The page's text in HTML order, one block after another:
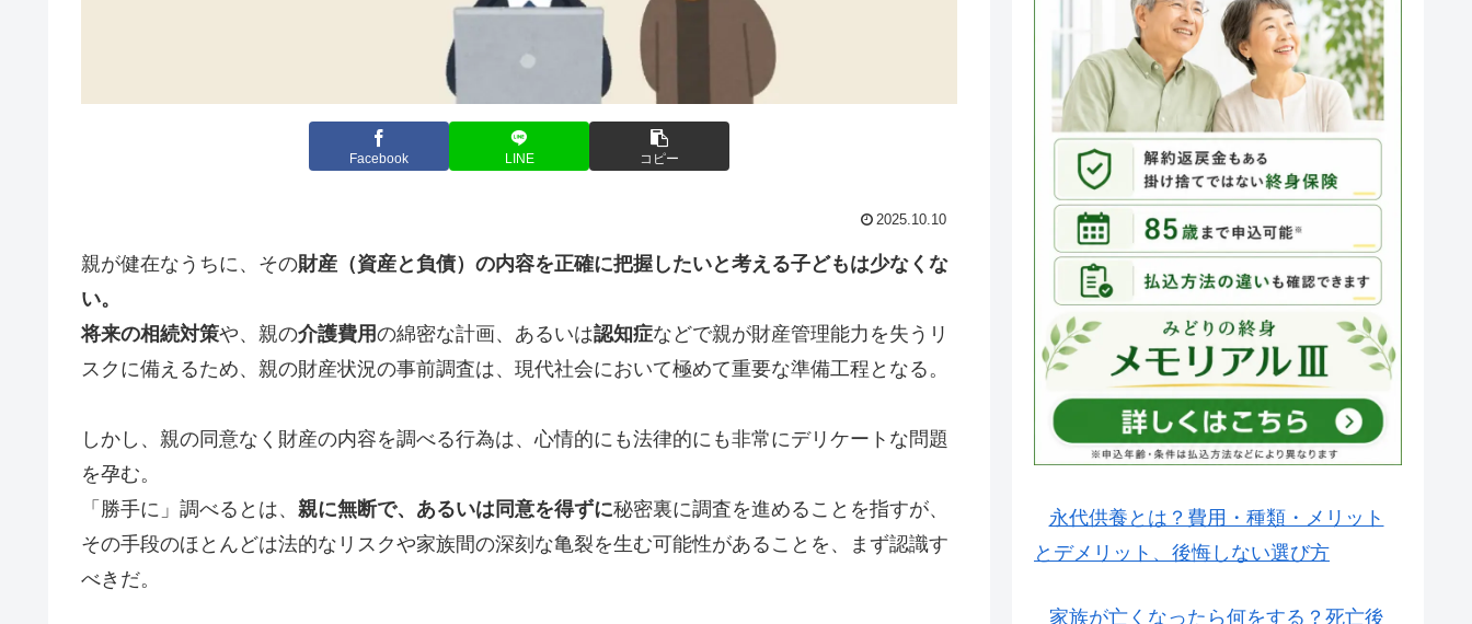
Facebook LINE コピー
2025.10.10
親が健在なうちに、その財産（資産と負債）の内容を正確に把握したいと考える子どもは少なくな
い。
将来の相続対策や、親の介護費用の綿密な計画、あるいは認知症などで親が財産管理能力を失うリ
スクに備えるため、親の財産状況の事前調査は、現代社会において極めて重要な準備工程となる。
しかし、親の同意なく財産の内容を調べる行為は、心情的にも法律的にも非常にデリケートな問題
を孕む。
「勝手に」調べるとは、 親に無断で、あるいは同意を得ずに秘密裏に調査を進めることを指すが、
その手段のほとんどは法的なリスクや家族間の深刻な亀裂を生む可能性があることを、まず認識す
べきだ。
永代供養とは？費用・種類・メリット
とデメリット、後悔しない選び方
家族が亡くなったら何をする？死亡後